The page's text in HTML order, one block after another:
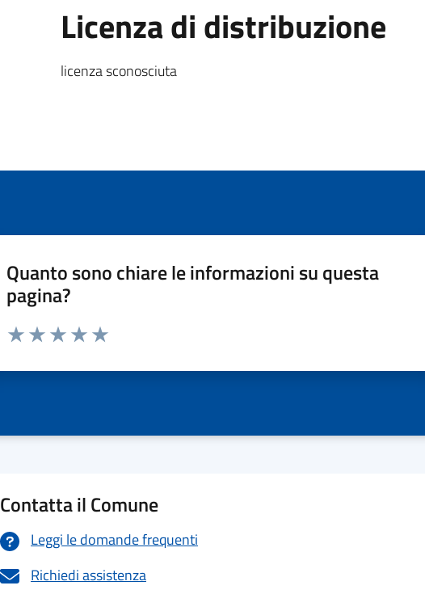
Licenza di distribuzione
licenza sconosciuta
Quanto sono chiare le informazioni su questa
pagina?
Valuta da 1 a 5 stelle la pagina
Contatta il Comune
Leggi le domande frequenti
Richiedi assistenza